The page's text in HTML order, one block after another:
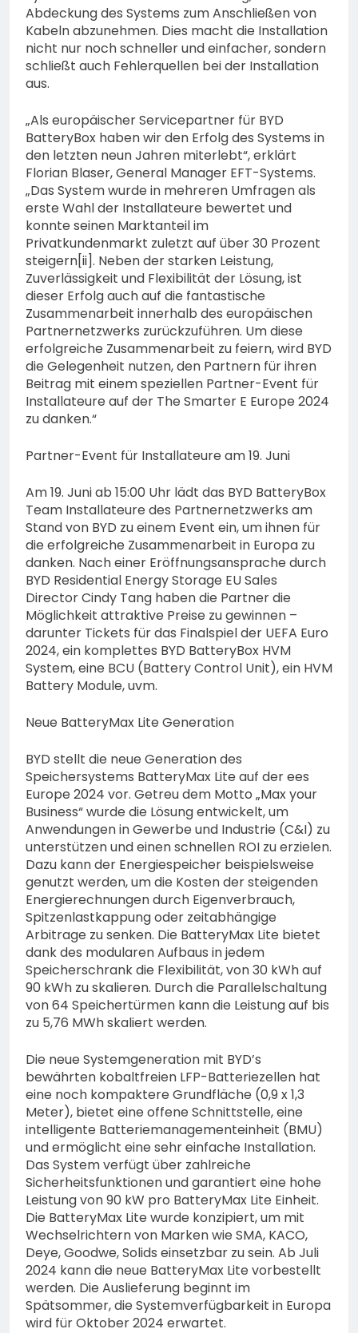
Abdeckung des Systems zum Anschließen von
Kabeln abzunehmen. Dies macht die Installation
nicht nur noch schneller und einfacher, sondern
schließt auch Fehlerquellen bei der Installation
aus.
„Als europäischer Servicepartner für BYD
BatteryBox haben wir den Erfolg des Systems in
den letzten neun Jahren miterlebt“, erklärt
Florian Blaser, General Manager EFT-Systems.
„Das System wurde in mehreren Umfragen als
erste Wahl der Installateure bewertet und
konnte seinen Marktanteil im
Privatkundenmarkt zuletzt auf über 30 Prozent
steigern[ii]. Neben der starken Leistung,
Zuverlässigkeit und Flexibilität der Lösung, ist
dieser Erfolg auch auf die fantastische
Zusammenarbeit innerhalb des europäischen
Partnernetzwerks zurückzuführen. Um diese
erfolgreiche Zusammenarbeit zu feiern, wird BYD
die Gelegenheit nutzen, den Partnern für ihren
Beitrag mit einem speziellen Partner-Event für
Installateure auf der The Smarter E Europe 2024
zu danken.“
Partner-Event für Installateure am 19. Juni
Am 19. Juni ab 15:00 Uhr lädt das BYD BatteryBox
Team Installateure des Partnernetzwerks am
Stand von BYD zu einem Event ein, um ihnen für
die erfolgreiche Zusammenarbeit in Europa zu
danken. Nach einer Eröffnungsansprache durch
BYD Residential Energy Storage EU Sales
Director Cindy Tang haben die Partner die
Möglichkeit attraktive Preise zu gewinnen –
darunter Tickets für das Finalspiel der UEFA Euro
2024, ein komplettes BYD BatteryBox HVM
System, eine BCU (Battery Control Unit), ein HVM
Battery Module, uvm.
Neue BatteryMax Lite Generation
BYD stellt die neue Generation des
Speichersystems BatteryMax Lite auf der ees
Europe 2024 vor. Getreu dem Motto „Max your
Business“ wurde die Lösung entwickelt, um
Anwendungen in Gewerbe und Industrie (C&I) zu
unterstützen und einen schnellen ROI zu erzielen.
Dazu kann der Energiespeicher beispielsweise
genutzt werden, um die Kosten der steigenden
Energierechnungen durch Eigenverbrauch,
Spitzenlastkappung oder zeitabhängige
Arbitrage zu senken. Die BatteryMax Lite bietet
dank des modularen Aufbaus in jedem
Speicherschrank die Flexibilität, von 30 kWh auf
90 kWh zu skalieren. Durch die Parallelschaltung
von 64 Speichertürmen kann die Leistung auf bis
zu 5,76 MWh skaliert werden.
Die neue Systemgeneration mit BYD’s
bewährten kobaltfreien LFP-Batteriezellen hat
eine noch kompaktere Grundfläche (0,9 x 1,3
Meter), bietet eine offene Schnittstelle, eine
intelligente Batteriemanagementeinheit (BMU)
und ermöglicht eine sehr einfache Installation.
Das System verfügt über zahlreiche
Sicherheitsfunktionen und garantiert eine hohe
Leistung von 90 kW pro BatteryMax Lite Einheit.
Die BatteryMax Lite wurde konzipiert, um mit
Wechselrichtern von Marken wie SMA, KACO,
Deye, Goodwe, Solids einsetzbar zu sein. Ab Juli
2024 kann die neue BatteryMax Lite vorbestellt
werden. Die Auslieferung beginnt im
Spätsommer, die Systemverfügbarkeit in Europa
wird für Oktober 2024 erwartet.